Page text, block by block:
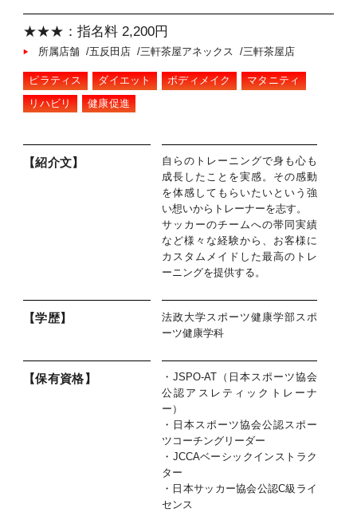
★★★：指名料 2,200円
所属店舗 /五反田店 /三軒茶屋アネックス /三軒茶屋店
ピラティス ダイエット ボディメイク マタニティ
リハビリ 健康促進
【紹介文】
自らのトレーニングで身も心も
成長したことを実感。その感動
を体感してもらいたいという強
い想いからトレーナーを志す。
サッカーのチームへの帯同実績
など様々な経験から、お客様に
カスタムメイドした最高のトレ
ーニングを提供する。
【学歴】
法政大学スポーツ健康学部スポ
ーツ健康学科
【保有資格】
・JSPO-AT（日本スポーツ協会
公認アスレティックトレーナ
ー）
・日本スポーツ協会公認スポー
ツコーチングリーダー
・JCCAベーシックインストラク
ター
・日本サッカー協会公認C級ライ
センス